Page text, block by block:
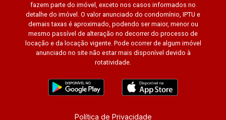
fazem parte do imóvel, exceto nos casos informados no
detalhe do imóvel. O valor anunciado do condomínio, IPTU e
demais taxas é aproximado, podendo ser maior, menor ou
mesmo passível de alteração no decorrer do processo de
locação e da locação vigente. Pode ocorrer de algum imóvel
anunciado no site não estar mais disponível devido à
rotatividade.
Política de Privacidade